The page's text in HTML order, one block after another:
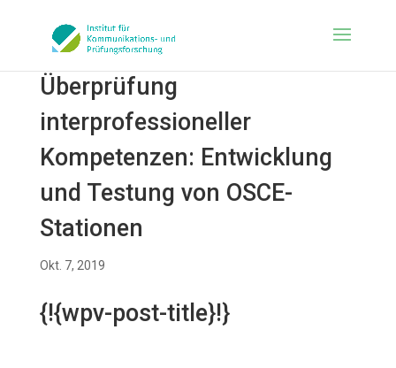
Überprüfung
interprofessioneller
Kompetenzen: Entwicklung
und Testung von OSCE-
Stationen
Okt. 7, 2019
{!{wpv-post-title}!}